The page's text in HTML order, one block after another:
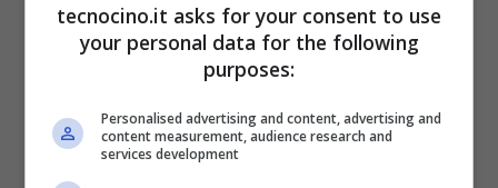
tecnocino.it asks for your consent to use
your personal data for the following
purposes:
Personalised advertising and content, advertising and
content measurement, audience research and
services development